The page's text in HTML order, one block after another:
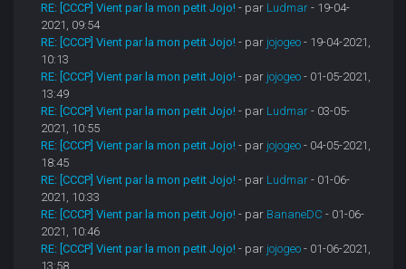
RE: [CCCP] Vient par la mon petit Jojo! - par Ludmar - 19-04-
2021, 09:54
RE: [CCCP] Vient par la mon petit Jojo! - par jojogeo - 19-04-2021,
10:13
RE: [CCCP] Vient par la mon petit Jojo! - par jojogeo - 01-05-2021,
13:49
RE: [CCCP] Vient par la mon petit Jojo! - par Ludmar - 03-05-
2021, 10:55
RE: [CCCP] Vient par la mon petit Jojo! - par jojogeo - 04-05-2021,
18:45
RE: [CCCP] Vient par la mon petit Jojo! - par Ludmar - 01-06-
2021, 10:33
RE: [CCCP] Vient par la mon petit Jojo! - par BananeDC - 01-06-
2021, 10:46
RE: [CCCP] Vient par la mon petit Jojo! - par jojogeo - 01-06-2021,
13:58